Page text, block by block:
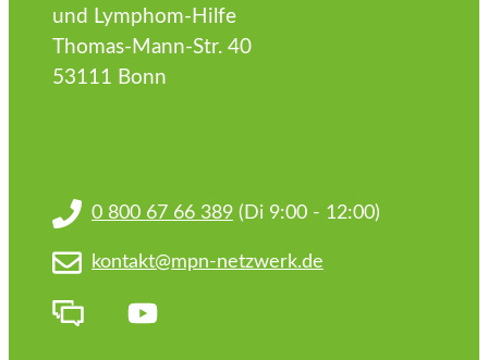
und Lymphom-Hilfe
Thomas-Mann-Str. 40
53111 Bonn
0 800 67 66 389 (Di 9:00 - 12:00)
kontakt@mpn-netzwerk.de